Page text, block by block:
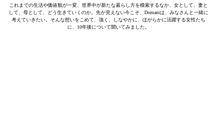
これまでの生活や価値観が一変、世界中が新たな暮らし方を模索するなか、女として、妻と
して、母として、どう生きていくのか。先が見えない今こそ、Domaniは、みなさんと一緒に
考えていきたい。そんな想いをこめて、強く、しなやかに、ほがらかに活躍する女性たち
に、10年後について聞いてみました。